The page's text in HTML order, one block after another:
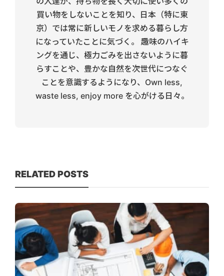
買い物をしないことを知り、日本（特に東
京）では常に新しいモノを求める暮らし方
になっていたことに気づく。 趣味のハイキ
ングを通じ、極力ごみを出さないように暮
らすことや、豊かな自然を次世代につなぐ
ことを意識するようになり、Own less,
waste less, enjoy more を心がける日々。
RELATED POSTS